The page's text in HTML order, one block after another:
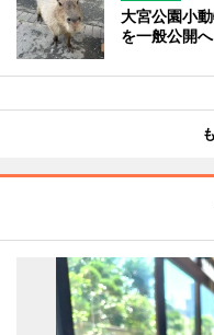
大宮公園小
を一般公開へ